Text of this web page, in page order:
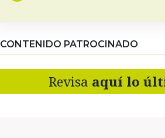
CONTENIDO PATROCINADO
Revisa aquí lo